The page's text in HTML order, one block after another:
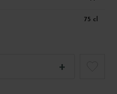
75 cl